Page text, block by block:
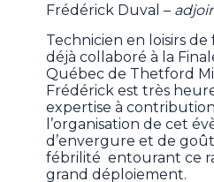
Frédérick Duval –
Technicien en loisirs
déjà collaboré à la
Québec de Thetford
Frédérick est très
expertise à
l’organisation de cet
d’envergure et de
fébrilité entourant ce
grand déploiement.